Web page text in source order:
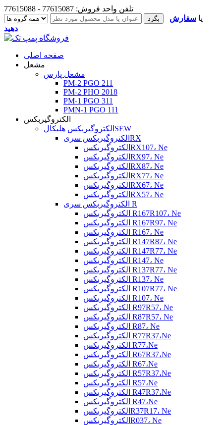
تلفن واحد فروش: 77615087 - 77615088
یا سفارش
دهید
صفحه اصلی
مشعل
مشعل پارس
PM-2 PGO 211
PM-2 PHO 2018
PM-1 PGO 311
PMN-1 PGO 111
الکتروگیربکس
الکتروگیربکس هلیکالSEW
الکتروگیربکس سریRX
الکتروگیربکسRX107، Ne
الکتروگیربکسRX97، Ne
الکتروگیربکسRX87، Ne
الکتروگیربکسRX77، Ne
الکتروگیربکسRX67، Ne
الکتروگیربکسRX57، Ne
الکتروگیربکس سری R
الکتروگیربکس R167R107، Ne
الکتروگیربکس R167R97، Ne
الکتروگیربکس R167، Ne
الکتروگیربکس R147R87، Ne
الکتروگیربکس R147R77، Ne
الکتروگیربکس R147، Ne
الکتروگیربکس R137R77، Ne
الکتروگیربکس R137، Ne
الکتروگیربکس R107R77، Ne
الکتروگیربکس R107، Ne
الکتروگیربکس R97R57، Ne
الکتروگیربکس R87R57، Ne
الکتروگیربکس R87، Ne
الکتروگیربکس R77R37،Ne
الکتروگیربکس R77،Ne
الکتروگیربکس R67R37،Ne
الکتروگیربکس R67،Ne
الکتروگیربکس R57R37،Ne
الکتروگیربکس R57،Ne
الکتروگیربکس R47R37،Ne
الکتروگیربکس R47،Ne
الکتروگیربکسR37R17، Ne
الکتروگیربکسR037، Ne